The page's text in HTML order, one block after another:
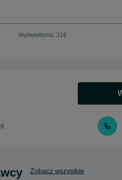
Wyświetlenia: 316
Zobacz wszystkie